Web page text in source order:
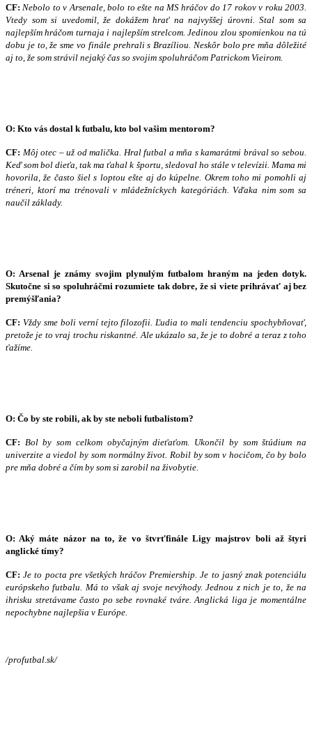
CF: Nebolo to v Arsenale, bolo to ešte na MS hráčov do 17 rokov v roku 2003.
Vtedy som si uvedomil, že dokážem hrať na najvyššej úrovni. Stal som sa
najlepším hráčom turnaja i najlepším strelcom. Jedinou zlou spomienkou na tú
dobu je to, že sme vo finále prehrali s Brazíliou. Neskôr bolo pre mňa dôležité
aj to, že som strávil nejaký čas so svojim spoluhráčom Patrickom Vieirom.
O: Kto vás dostal k futbalu, kto bol vašim mentorom?
CF: Môj otec – už od malička. Hral futbal a mňa s kamarátmi brával so sebou.
Keď som bol dieťa, tak ma ťahal k športu, sledoval ho stále v televízii. Mama mi
hovorila, že často šiel s loptou ešte aj do kúpelne. Okrem toho mi pomohli aj
tréneri, ktorí ma trénovali v mládežníckych kategóriách. Vďaka nim som sa
naučil základy.
O: Arsenal je známy svojim plynulým futbalom hraným na jeden dotyk.
Skutočne si so spoluhráčmi rozumiete tak dobre, že si viete prihrávať aj bez
premýšľania?
CF: Vždy sme boli verní tejto filozofii. Ľudia to mali tendenciu spochybňovať,
pretože je to vraj trochu riskantné. Ale ukázalo sa, že je to dobré a teraz z toho
ťažíme.
O: Čo by ste robili, ak by ste neboli futbalistom?
CF: Bol by som celkom obyčajným dieťaťom. Ukončil by som štúdium na
univerzite a viedol by som normálny život. Robil by som v hocičom, čo by bolo
pre mňa dobré a čím by som si zarobil na živobytie.
O: Aký máte názor na to, že vo štvrťfinále Ligy majstrov boli až štyri
anglické tímy?
CF: Je to pocta pre všetkých hráčov Premiership. Je to jasný znak potenciálu
európskeho futbalu. Má to však aj svoje nevýhody. Jednou z nich je to, že na
ihrisku stretávame často po sebe rovnaké tváre. Anglická liga je momentálne
nepochybne najlepšia v Európe.
/profutbal.sk/